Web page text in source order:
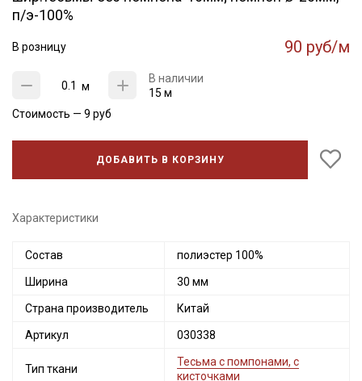
п/э-100%
В розницу 90 руб/м
м
В наличии
15 м
Стоимость — 9 руб
ДОБАВИТЬ В КОРЗИНУ
Характеристики
Состав полиэстер 100%
Ширина 30 мм
Страна производитель Китай
Артикул 030338
Тип ткани
Тесьма с помпонами, с
кисточками
Мы публикуем здесь дополнительные
категории тканей